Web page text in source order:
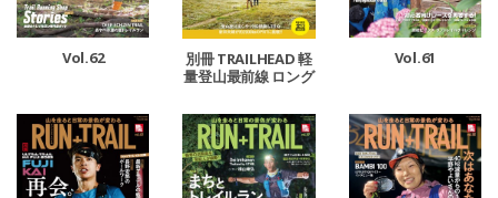
Vol.62
別冊 TRAILHEAD 軽
量登山最前線 ロング
Vol.61